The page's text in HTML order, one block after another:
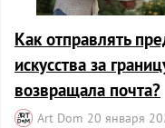
Как отправлять
искусства за
возвращала почта?
Art Dom 20 января